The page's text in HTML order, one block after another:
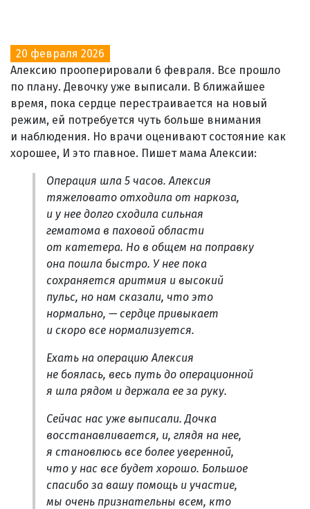
20 февраля 2026
Алексию прооперировали 6 февраля. Все прошло
по плану. Девочку уже выписали. В ближайшее
время, пока сердце перестраивается на новый
режим, ей потребуется чуть больше внимания
и наблюдения. Но врачи оценивают состояние как
хорошее, И это главное. Пишет мама Алексии:
Операция шла 5 часов. Алексия
тяжеловато отходила от наркоза,
и у нее долго сходила сильная
гематома в паховой области
от катетера. Но в общем на поправку
она пошла быстро. У нее пока
сохраняется аритмия и высокий
пульс, но нам сказали, что это
нормально, — сердце привыкает
и скоро все нормализуется.
Ехать на операцию Алексия
не боялась, весь путь до операционной
я шла рядом и держала ее за руку.
Сейчас нас уже выписали. Дочка
восстанавливается, и, глядя на нее,
я становлюсь все более уверенной,
что у нас все будет хорошо. Большое
спасибо за вашу помощь и участие,
мы очень признательны всем, кто